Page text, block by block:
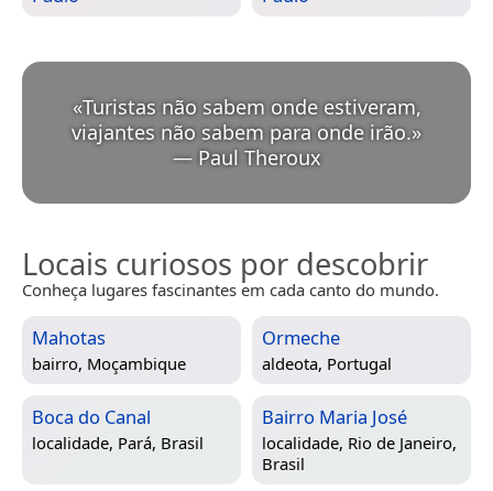
«Turistas não sabem onde estiveram,
viajantes não sabem para onde irão.
— Paul Theroux
Locais curiosos por descobrir
Conheça lugares fascinantes em cada canto do mundo.
Mahotas
bairro, Moçambique
Ormeche
aldeota, Portugal
Boca do Canal
localidade, Pará, Brasil
Bairro Maria José
localidade, Rio de Janeiro,
Brasil